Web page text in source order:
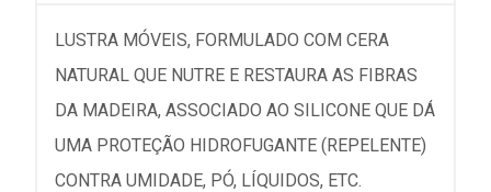
LUSTRA MÓVEIS, FORMULADO COM CERA
NATURAL QUE NUTRE E RESTAURA AS FIBRAS
DA MADEIRA, ASSOCIADO AO SILICONE QUE DÁ
UMA PROTEÇÃO HIDROFUGANTE (REPELENTE)
CONTRA UMIDADE, PÓ, LÍQUIDOS, ETC.